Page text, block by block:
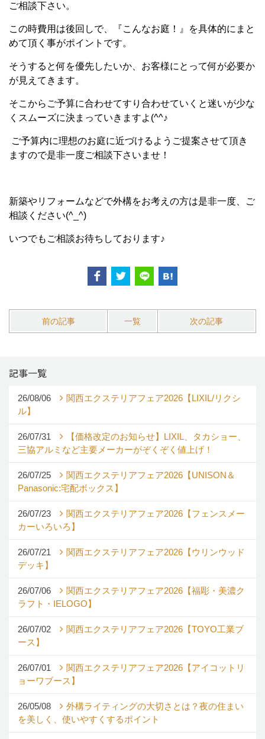
ご相談下さい。
この時費用は後回しで、『こんなお庭！』を具体的にまと
めて頂く事がポイントです。
そうすると何を優先したいか、お客様にとって何が必要か
が見えてきます。
そこからご予算に合わせてすり合わせていくと迷いが少な
くスムーズに決まっていきますよ(^^♪
ご予算内に理想のお庭に近づけるようご提案させて頂き
ますので是非一度ご相談下さいませ！
新築やリフォームなどで外構をお考えの方は是非一度、ご
相談ください(^_^)
いつでもご相談お待ちしております♪
前の記事 一覧 次の記事
記事一覧
26/08/06
関西エクステリアフェア2026【LIXIL/リクシ
ル】
26/07/31
【価格改定のお知らせ】LIXIL、タカショー、
三協アルミなど主要メーカーがぞくぞく値上げ！
26/07/25
関西エクステリアフェア2026【UNISON＆
Panasonic:宅配ボックス】
26/07/23
関西エクステリアフェア2026【フェンスメー
カーいろいろ】
26/07/21
関西エクステリアフェア2026【ウリンウッド
デッキ】
26/07/06
関西エクステリアフェア2026【福彫・美濃ク
ラフト・IELOGO】
26/07/02
関西エクステリアフェア2026【TOYO工業ブ
ース】
26/07/01
関西エクステリアフェア2026【アイコットリ
ョーワブース】
26/05/08
外構ライティングの大切さとは？夜の住まい
を美しく、使いやすくするポイント